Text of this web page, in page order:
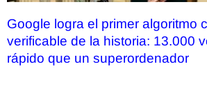
Google logra el primer algoritmo
verificable de la historia: 13.000
rápido que un superordenador